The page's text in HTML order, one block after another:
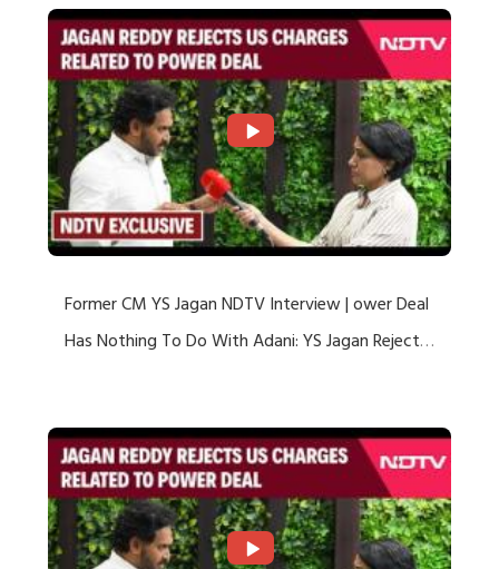
Former CM YS Jagan NDTV Interview | ower Deal
Has Nothing To Do With Adani: YS Jagan Rejects